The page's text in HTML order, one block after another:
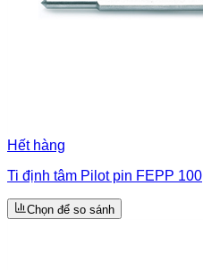
Hết hàng
Ti định tâm Pilot pin FEPP 100
Chọn để so sánh